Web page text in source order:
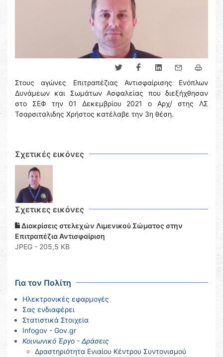
Στους αγώνες Επιτραπέζιας Αντισφαίρισης Ενόπλων
Δυνάμεων και Σωμάτων Ασφαλείας που διεξήχθησαν
στο ΣΕΦ την 01 Δεκεμβρίου 2021 ο Αρχ/ στης ΛΣ
Τσαρσιταλιδης Χρήστος κατέλαβε την 3η θέση.
Σχετικές εικόνες
Σχετικες εικόνες
Διακρίσεις στελεχών Λιμενικού Σώματος στην
Επιτραπέζια Αντισφαίριση
JPEG - 205,5 KB
Για τον Πολίτη
Ηλεκτρονικές εφαρμογές
Σας ενδιαφέρει
Στατιστικά Στοιχεία
Infogov - Gov.gr
Κοινωνικό Έργο - Δράσεις
Δραστηριότητα Ενιαίου Κέντρου Συντονισμού